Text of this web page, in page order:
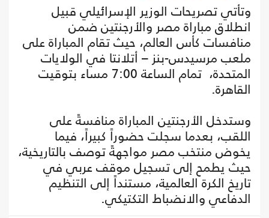
وتأتي تصريحات الوزير الإسرائيلي قبيل
انطلاق مباراة مصر والأرجنتين ضمن
منافسات كأس العالم، حيث تقام المباراة على
ملعب مرسيدس-بنز – أتلانتا في الولايات
المتحدة، تمام الساعة 7:00 مساء بتوقيت
القاهرة.
وستدخل الأرجنتين المباراة منافسةً على
اللقب، بعدما سجلت حضوراً كبيراً، فيما
يخوض منتخب مصر مواجهةً توصف بالتاريخية،
حيث يطمح إلى تسجيل موقف عربي في
تاريخ الكرة العالمية، مستنداً إلى التنظيم
الدفاعي والانضباط التكتيكي.